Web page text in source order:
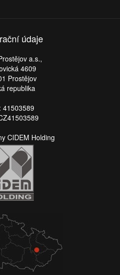
údaje
a.s.,
4609
Prostějov
republika
41503589
CIDEM Holding